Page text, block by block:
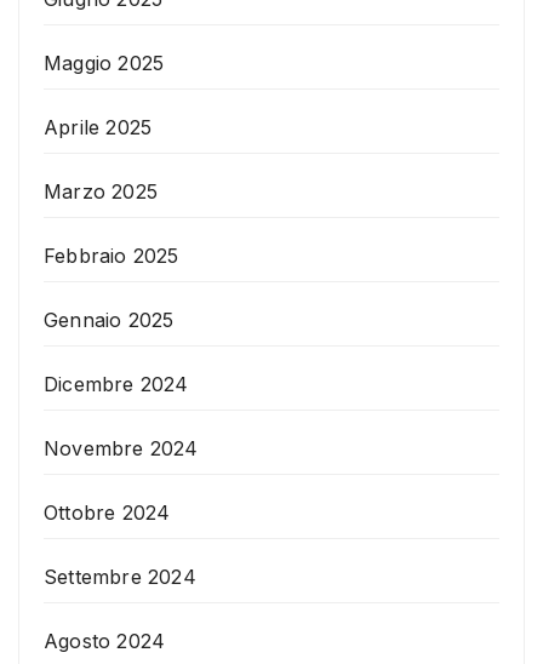
Maggio 2025
Aprile 2025
Marzo 2025
Febbraio 2025
Gennaio 2025
Dicembre 2024
Novembre 2024
Ottobre 2024
Settembre 2024
Agosto 2024